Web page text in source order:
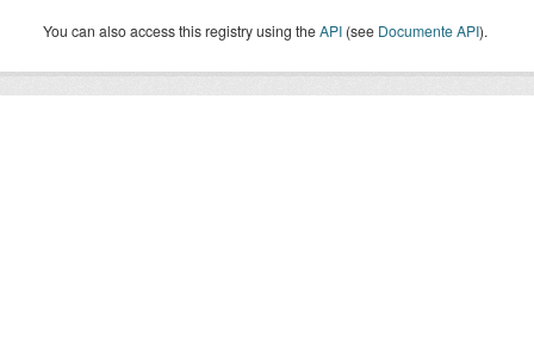
You can also access this registry using theAPI (see Documente API).